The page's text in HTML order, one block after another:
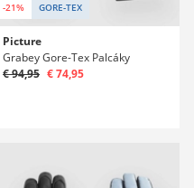
-21% GORE-TEX
Picture
Grabey Gore-Tex Palcáky
€ 94,95 € 74,95